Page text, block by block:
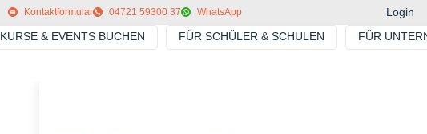
Kontaktformular 04721 59300 37 WhatsApp
Login
KURSE & EVENTS BUCHEN
FÜR SCHÜLER & SCHULEN FÜR